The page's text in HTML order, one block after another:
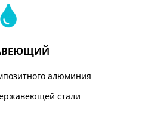
алюминия
стали